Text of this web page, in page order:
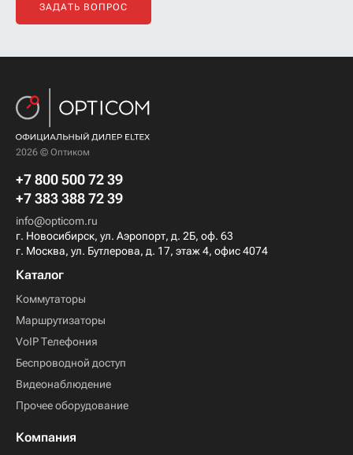
ЗАДАТЬ ВОПРОС
2026 © Оптиком
+7 800 500 72 39
+7 383 388 72 39
info@opticom.ru
г. Новосибирск, ул. Аэропорт, д. 2Б, оф. 63
г. Москва, ул. Бутлерова, д. 17, этаж 4, офис 4074
Каталог
Коммутаторы
Маршрутизаторы
VoIP Телефония
Беспроводной доступ
Видеонаблюдение
Прочее оборудование
Компания